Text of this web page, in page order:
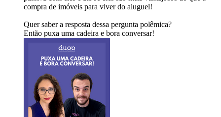
compra de imóveis para viver do aluguel!
Quer saber a resposta dessa pergunta polêmica?
Então puxa uma cadeira e bora conversar!